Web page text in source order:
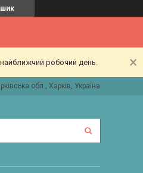
робочий день.
обл., Харків, Україна